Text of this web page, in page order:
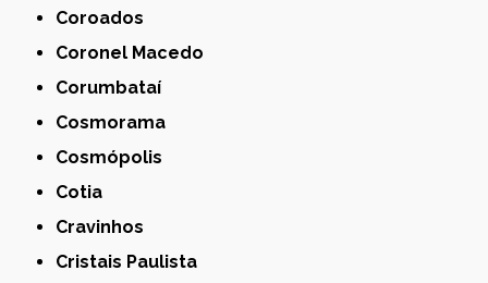
Coroados
Coronel Macedo
Corumbataí
Cosmorama
Cosmópolis
Cotia
Cravinhos
Cristais Paulista